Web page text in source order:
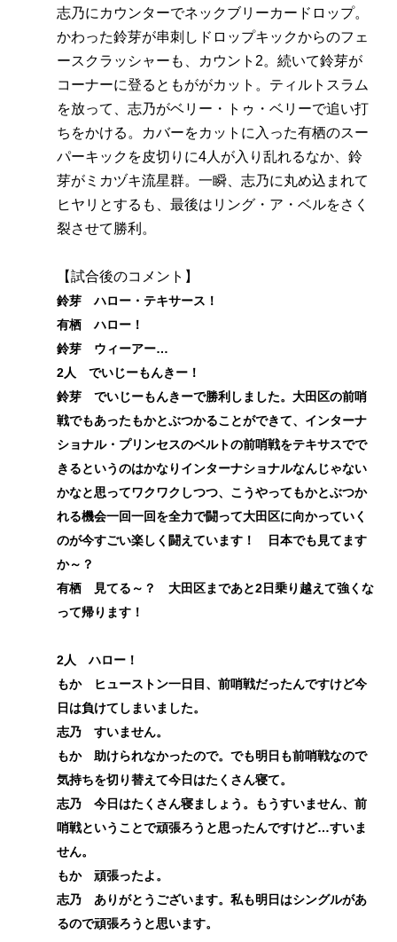
志乃にカウンターでネックブリーカードロップ。
かわった鈴芽が串刺しドロップキックからのフェ
ースクラッシャーも、カウント2。続いて鈴芽が
コーナーに登るともががカット。ティルトスラム
を放って、志乃がベリー・トゥ・ベリーで追い打
ちをかける。カバーをカットに入った有栖のスー
パーキックを皮切りに4人が入り乱れるなか、鈴
芽がミカヅキ流星群。一瞬、志乃に丸め込まれて
ヒヤリとするも、最後はリング・ア・ベルをさく
裂させて勝利。
【試合後のコメント】
鈴芽 ハロー・テキサース！
有栖 ハロー！
鈴芽 ウィーアー…
2人 でいじーもんきー！
鈴芽 でいじーもんきーで勝利しました。大田区の前哨
戦でもあったもかとぶつかることができて、インターナ
ショナル・プリンセスのベルトの前哨戦をテキサスでで
きるというのはかなりインターナショナルなんじゃない
かなと思ってワクワクしつつ、こうやってもかとぶつか
れる機会一回一回を全力で闘って大田区に向かっていく
のが今すごい楽しく闘えています！ 日本でも見てます
か～？
有栖 見てる～？ 大田区まであと2日乗り越えて強くな
って帰ります！
2人 ハロー！
もか ヒューストン一日目、前哨戦だったんですけど今
日は負けてしまいました。
志乃 すいません。
もか 助けられなかったので。でも明日も前哨戦なので
気持ちを切り替えて今日はたくさん寝て。
志乃 今日はたくさん寝ましょう。もうすいません、前
哨戦ということで頑張ろうと思ったんですけど…すいま
せん。
もか 頑張ったよ。
志乃 ありがとうございます。私も明日はシングルがあ
るので頑張ろうと思います。